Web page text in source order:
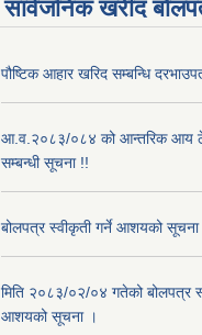
सार्वजनिक खरीद
पौष्टिक आहार खरिद सम्बन्धि
आ.व.२०८३/०८४ को आन्तरिक आय
सम्बन्धी सूचना !!
बोलपत्र स्वीकृती गर्ने आशयको
मिति २०८३/०२/०४ गतेको बोलपत्र
आशयको सूचना ।